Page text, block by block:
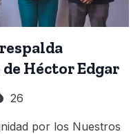
Héctor Edgar
26
por los Nuestros